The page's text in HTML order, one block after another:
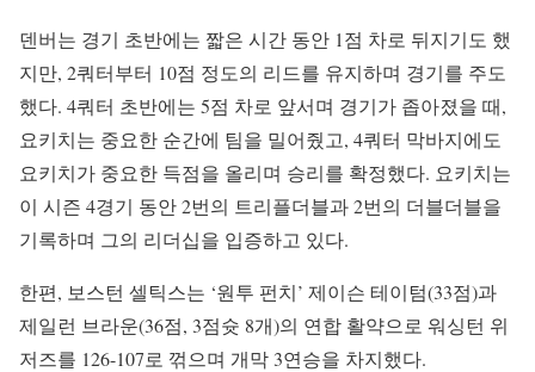
덴버는 경기 초반에는 짧은 시간 동안 1점 차로 뒤지기도 했
지만, 2쿼터부터 10점 정도의 리드를 유지하며 경기를 주도
했다. 4쿼터 초반에는 5점 차로 앞서며 경기가 좁아졌을 때,
요키치는 중요한 순간에 팀을 밀어줬고, 4쿼터 막바지에도
요키치가 중요한 득점을 올리며 승리를 확정했다. 요키치는
이 시즌 4경기 동안 2번의 트리플더블과 2번의 더블더블을
기록하며 그의 리더십을 입증하고 있다.
한편, 보스턴 셀틱스는 ‘원투 펀치’ 제이슨 테이텀(33점)과
제일런 브라운(36점, 3점슛 8개)의 연합 활약으로 워싱턴 위
저즈를 126-107로 꺾으며 개막 3연승을 차지했다.